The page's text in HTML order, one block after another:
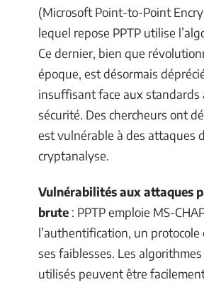
(Microsoft Point-to-Point
lequel repose PPTP utilise
Ce dernier, bien que
époque, est désormais
insuffisant face aux standards
sécurité. Des chercheurs ont
est vulnérable à des attaques
cryptanalyse.
Vulnérabilités aux attaques
brute : PPTP emploie MS-
l’authentification, un
ses faiblesses. Les
utilisés peuvent être